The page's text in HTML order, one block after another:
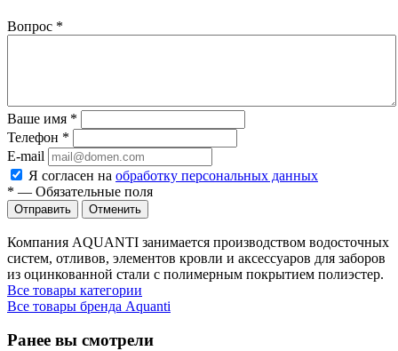
Вопрос *
Ваше имя *
Телефон *
E-mail
Я согласен на обработку персональных данных
* — Обязательные поля
Отменить
Компания AQUANTI занимается производством водосточных
систем, отливов, элементов кровли и аксессуаров для заборов
из оцинкованной стали с полимерным покрытием полиэстер.
Все товары категории
Все товары бренда Aquanti
Ранее вы смотрели